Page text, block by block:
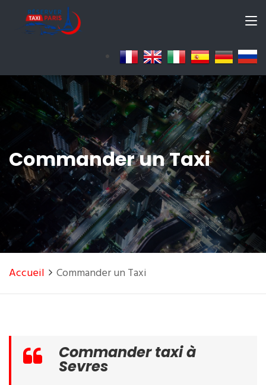
Commander un Taxi
Accueil Commander un Taxi
Commander taxi à
Sevres